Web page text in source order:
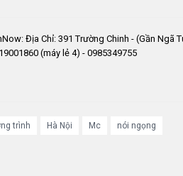
Địa Chỉ: 391 Trường Chinh - (Gần Ngã
(máy lẻ 4) - 0985349755
trình Hà Nội Mc nói ngọng